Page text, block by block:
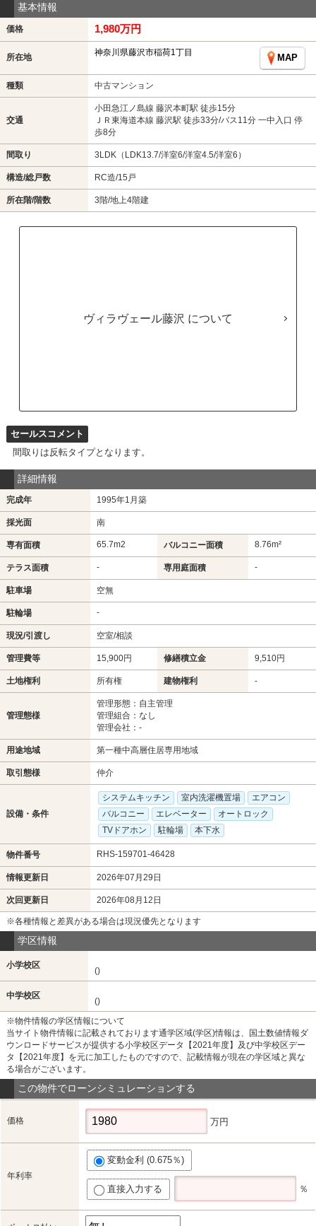
基本情報
価格 1,980万円
所在地 神奈川県藤沢市稲荷1丁目
MAP
種類 中古マンション
交通
小田急江ノ島線 藤沢本町駅 徒歩15分
ＪＲ東海道本線 藤沢駅 徒歩33分/バス11分 一中入口 停
歩8分
間取り 3LDK（LDK13.7/洋室6/洋室4.5/洋室6）
構造/総戸数 RC造/15戸
所在階/階数 3階/地上4階建
ヴィラヴェール藤沢
セールスコメント
間取りは反転タイプとなります。
詳細情報
完成年 1995年1月築
採光面 南
専有面積 65.7m2 バルコニー面積 8.76m²
テラス面積 - 専用庭面積 -
駐車場 空無
駐輪場 -
現況/引渡し 空室/相談
管理費等 15,900円 修繕積立金 9,510円
土地権利 所有権 建物権利 -
管理態様
管理形態：自主管理
管理組合：なし
管理会社：-
用途地域 第一種中高層住居専用地域
取引態様 仲介
設備・条件
システムキッチン 室内洗濯機置場
エアコン
バルコニー
エレベーター
オートロック
TVドアホン
駐輪場 本下水
物件番号 RHS-159701-46428
情報更新日 2026年07月29日
次回更新日 2026年08月12日
※各種情報と差異がある場合は現況優先となります
学区情報
小学校区
()
中学校区
()
※物件情報の学区情報について
当サイト物件情報に記載されております通学区域(学区)情報は、国土数値情報ダ
ウンロードサービスが提供する小学校区データ【2021年度】及び中学校区デー
タ【2021年度】を元に加工したものですので、記載情報が現在の学区域と異な
る場合がございます。
この物件でローンシミュレーションする
価格 万円
年利率
変動金利 (0.675％)
直接入力する ％